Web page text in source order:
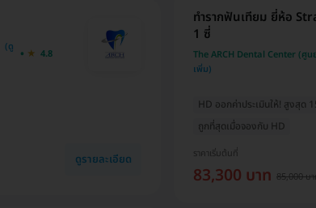
4.8
ดูรายละเอียด
HD ออกค่าประเมินให้! สูงสุด
ถูกที่สุดเมื่อจองกับ HD
ทำรากฟันเทียม ยี่ห้อ
1 ซี่
The ARCH Dental Center (ศู
ราคาเริ่มต้นที่
83,300 บาท 85,000 บ